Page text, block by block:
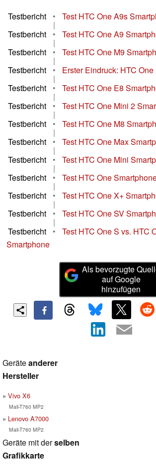
Testbericht
• Test HTC One A9s
|
Testbericht
• Test HTC One A9
|
Testbericht
• Test HTC One M9
|
Testbericht
• Erster Eindruck: HTC One
|
Testbericht
• Test HTC One E8
|
Testbericht
• Test HTC One Mini 2
|
Testbericht
• Test HTC One M8
|
Testbericht
• Test HTC One Max
|
Testbericht
• Test HTC One Mini
|
Testbericht
• Test HTC One
|
Testbericht
• Test HTC One X+
|
Testbericht
• Test HTC One SV
|
Testbericht
•
Test HTC One S vs. HTC
Smartphone
Als bevorzugte
auf Google
hinzufügen
Geräteanderer
Hersteller
Vivo X6
Mali-T760 MP2
Lenovo A7000
Mali-T760 MP2
Geräte mit derselben
Grafikkarte